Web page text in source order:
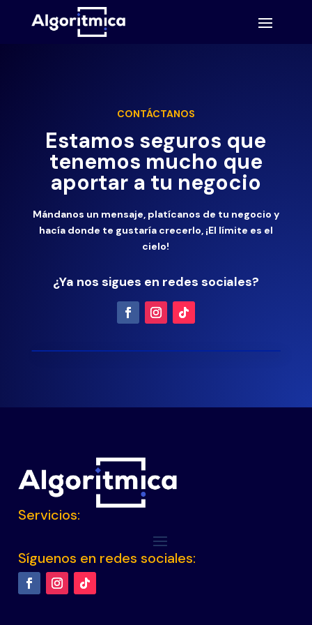
CONTÁCTANOS
Estamos seguros que
tenemos mucho que
aportar a tu negocio
Mándanos un mensaje, platícanos de tu negocio y
hacía donde te gustaría crecerlo, ¡El límite es el
cielo!
¿Ya nos sigues en redes sociales?
Servicios:
Síguenos en redes sociales: